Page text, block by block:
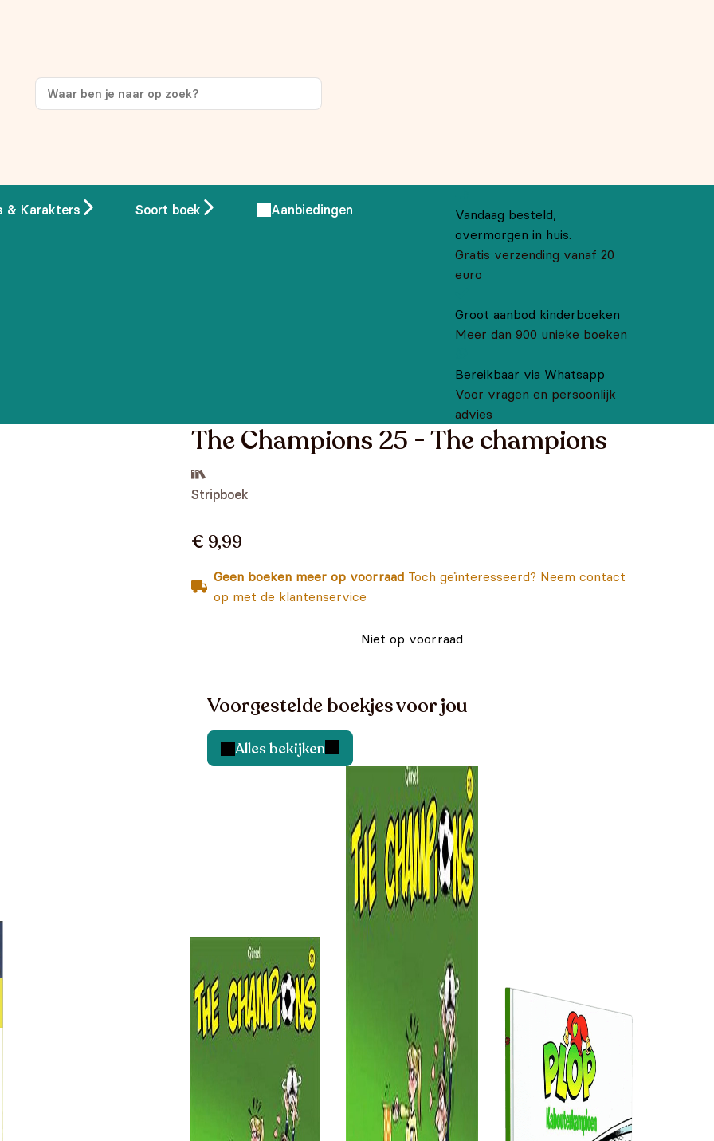
& Karakters Soort boek Aanbiedingen
Vandaag besteld,
overmorgen in huis.
Gratis verzending vanaf 20
euro
Groot aanbod kinderboeken
Meer dan 900 unieke boeken
Bereikbaar via Whatsapp
Voor vragen en persoonlijk
advies
The Champions 25 - The champions
Stripboek
€ 9,99
Geen boeken meer op voorraad Toch geïnteresseerd? Neem contact
op met de klantenservice
Niet op voorraad
Voorgestelde boekjes voor jou
Alles bekijken
op je eerste aankoop!